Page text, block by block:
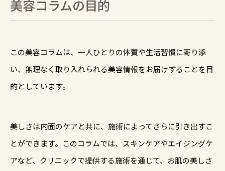
美容コラムの目的
この美容コラムは、一人ひとりの体質や生活習慣に寄り添
い、無理なく取り入れられる美容情報をお届けすることを目
的としています。
美しさは内面のケアと共に、施術によってさらに引き出すこ
とができます。このコラムでは、スキンケアやエイジングケ
アなど、クリニックで提供する施術を通じて、お肌の美しさ